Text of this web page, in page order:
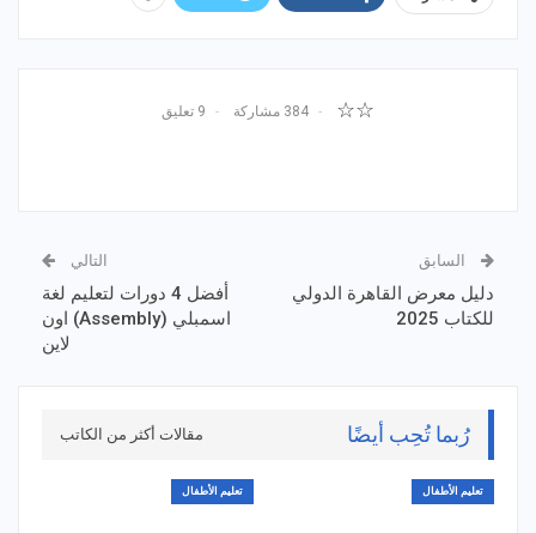
☆☆ 384 مشاركة 9 تعليق
السابق
دليل معرض القاهرة الدولي
للكتاب 2025
التالي
أفضل 4 دورات لتعليم لغة
اسمبلي (Assembly) اون
لاين
رُبما تُحِب أيضًا مقالات أكثر من الكاتب
تعليم الأطفال تعليم الأطفال